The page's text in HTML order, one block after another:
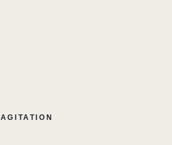
AGITATION